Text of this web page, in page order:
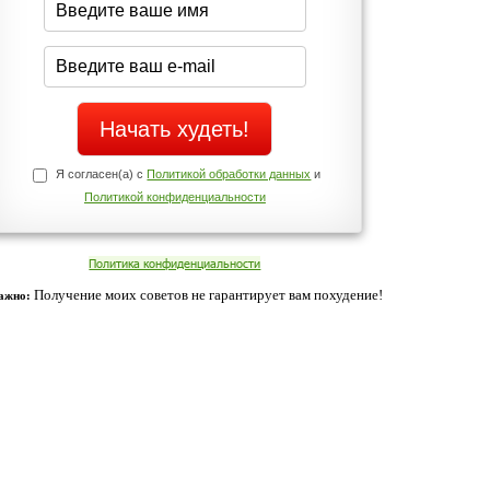
Да
Нет
Телефоны службы поддержки
+7 (909) 421-77-27
cookies. Оставаясь с нами, вы соглашаетесь с нашей
Согласен